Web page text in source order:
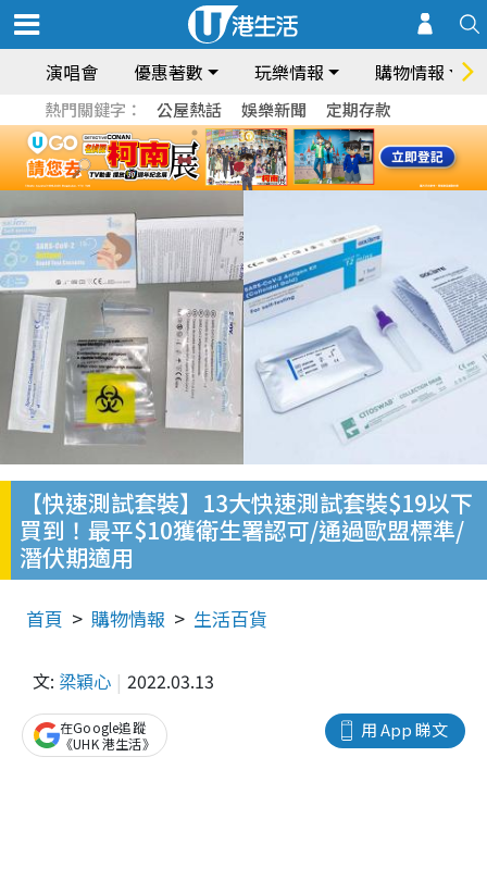
演唱會 優惠著數 玩樂情報 購物情報
熱門關鍵字： 公屋熱話 娛樂新聞 定期存款
【快速測試套裝】13大快速測試套裝$19以下
買到！最平$10獲衛生署認可/通過歐盟標準/
潛伏期適用
首頁 購物情報 生活百貨
文: 梁穎心 2022.03.13
用 App 睇文
在Google追蹤
《UHK 港生活》